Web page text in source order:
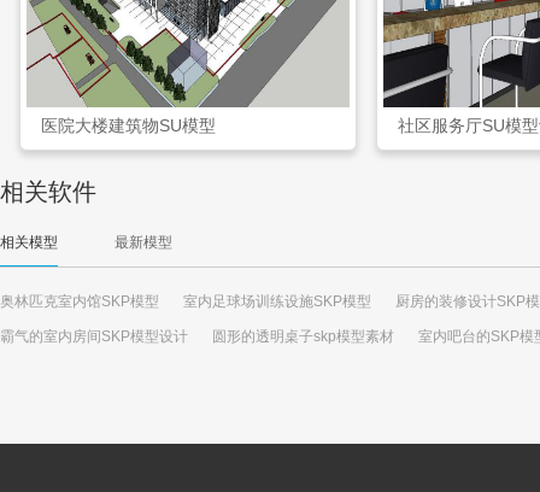
医院大楼建筑物SU模型 社区服务厅SU模
相关软件
相关模型 最新模型
奥林匹克室内馆SKP模型 室内足球场训练设施SKP模型 厨房的装修设计SKP
霸气的室内房间SKP模型设计 圆形的透明桌子skp模型素材 室内吧台的SKP模